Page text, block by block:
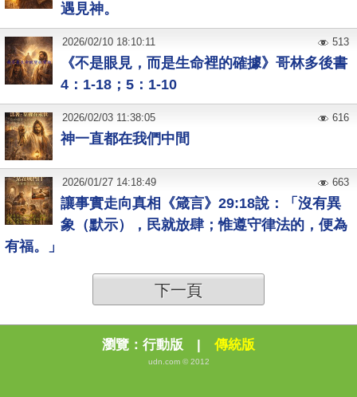
遇見神。
《不是眼見，而是生命裡的確據》哥林多後書
4：1-18；5：1-10
2026/02/10 18:10:11 513
神一直都在我們中間
2026/02/03 11:38:05 616
讓事實走向真相《箴言》29:18說：「沒有異
象（默示），民就放肆；惟遵守律法的，便為
有福。」
2026/01/27 14:18:49 663
下一頁
瀏覽： 行動版 | 傳統版
udn.com © 2012